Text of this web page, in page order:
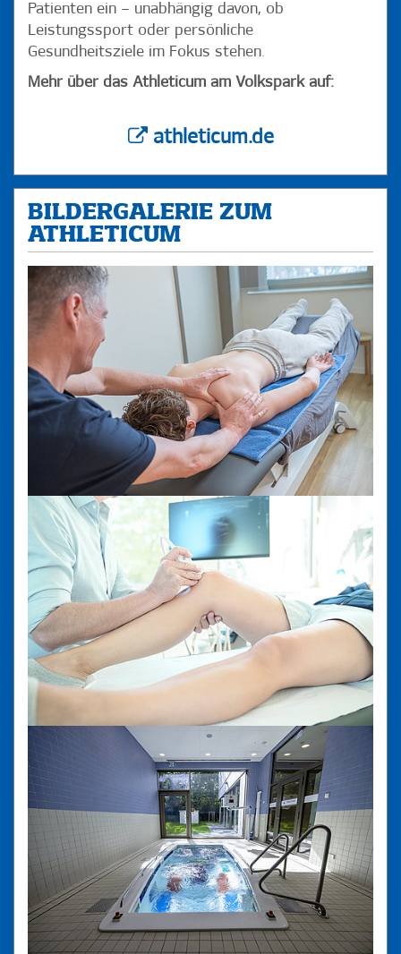
Patienten ein – unabhängig davon, ob
Leistungssport oder persönliche
Gesundheitsziele im Fokus stehen.
Mehr über das Athleticum am Volkspark auf:
athleticum.de
BILDERGALERIE ZUM
ATHLETICUM